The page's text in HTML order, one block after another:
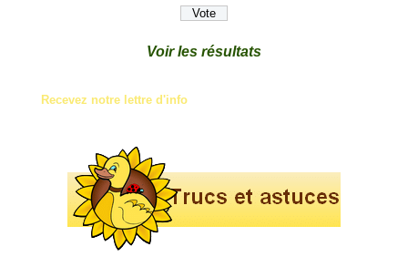
Voir les résultats
Recevez notre lettre d'info